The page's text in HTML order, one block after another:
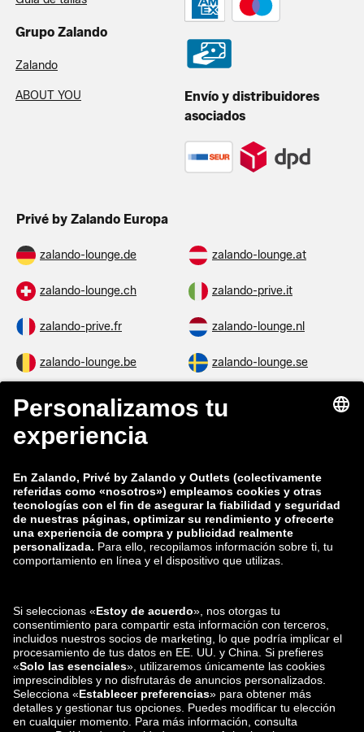
Grupo Zalando
Zalando
ABOUT YOU
Envío y distribuidores
asociados
Privé by Zalando Europa
zalando-lounge.de zalando-lounge.at
zalando-lounge.ch zalando-prive.it
zalando-prive.fr zalando-lounge.nl
zalando-lounge.be zalando-lounge.se
zalando-lounge.fi
zalando-lounge.co.uk
zalando-prive.es
zalando-lounge.lt zalando-lounge.sk
zalando-lounge.ro zalando-lounge.hr
zalando-lounge.lu zalando-lounge.ee
zalando-lounge.lv zalando-lounge.no
También nos